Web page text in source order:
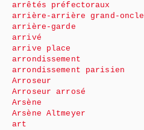
arrêtés préfectoraux
arrière-arrière grand-oncle
arrière-garde
arrivé
arrive place
arrondissement
arrondissement parisien
Arroseur
Arroseur arrosé
Arsène
Arsène Altmeyer
art